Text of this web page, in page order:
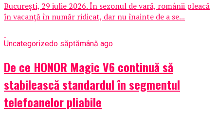
București, 29 iulie 2026. În sezonul de vară, românii pleacă
în vacanță în număr ridicat, dar nu înainte de a se...
Uncategorizedo săptămână ago
De ce HONOR Magic V6 continuă să
stabilească standardul în segmentul
telefoanelor pliabile